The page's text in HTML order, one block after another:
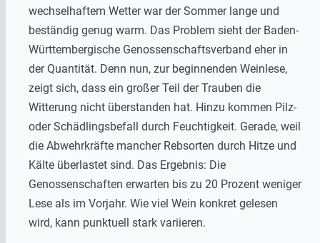
wechselhaftem Wetter war der Sommer lange und
beständig genug warm. Das Problem sieht der Baden-
Württembergische Genossenschaftsverband eher in
der Quantität. Denn nun, zur beginnenden Weinlese,
zeigt sich, dass ein großer Teil der Trauben die
Witterung nicht überstanden hat. Hinzu kommen Pilz-
oder Schädlingsbefall durch Feuchtigkeit. Gerade, weil
die Abwehrkräfte mancher Rebsorten durch Hitze und
Kälte überlastet sind. Das Ergebnis: Die
Genossenschaften erwarten bis zu 20 Prozent weniger
Lese als im Vorjahr. Wie viel Wein konkret gelesen
wird, kann punktuell stark variieren.